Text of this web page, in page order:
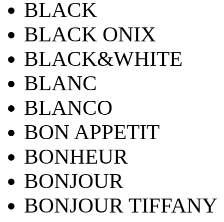
BLACK
BLACK ONIX
BLACK&WHITE
BLANC
BLANCO
BON APPETIT
BONHEUR
BONJOUR
BONJOUR TIFFANY